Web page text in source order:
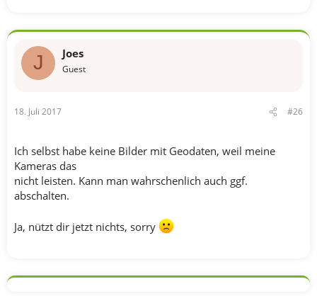
J Joes
Guest
18. Juli 2017 #26
Ich selbst habe keine Bilder mit Geodaten, weil meine
Kameras das
nicht leisten. Kann man wahrschenlich auch ggf.
abschalten.
Ja, nützt dir jetzt nichts, sorry